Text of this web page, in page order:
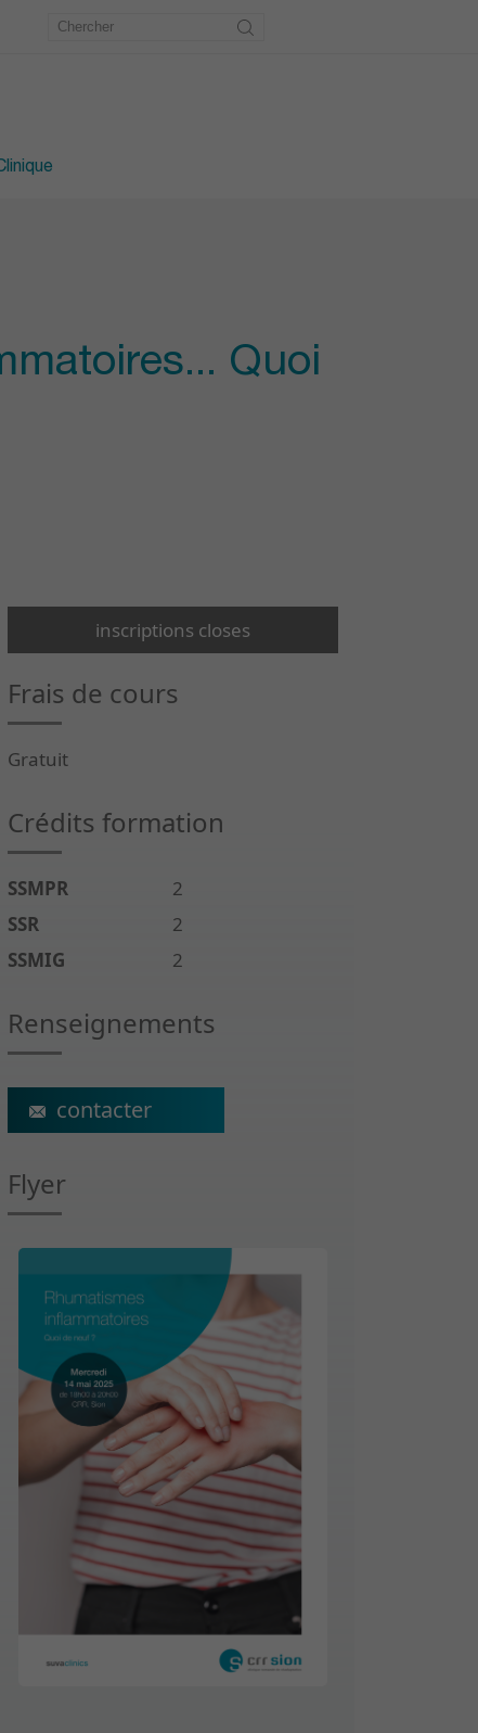
Quoi
inscriptions closes
Frais de cours
Gratuit
Crédits formation
SSMPR
2
SSR
2
SSMIG
2
Renseignements
ecs@crr-suva.ch
Flyer